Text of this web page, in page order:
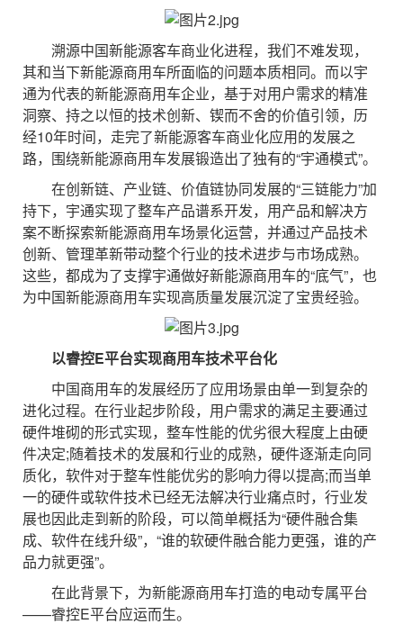
溯源中国新能源客车商业化进程，我们不难发现，
其和当下新能源商用车所面临的问题本质相同。而以宇
通为代表的新能源商用车企业，基于对用户需求的精准
洞察、持之以恒的技术创新、锲而不舍的价值引领，历
经10年时间，走完了新能源客车商业化应用的发展之
路，围绕新能源商用车发展锻造出了独有的“宇通模式”。
在创新链、产业链、价值链协同发展的“三链能力”加
持下，宇通实现了整车产品谱系开发，用产品和解决方
案不断探索新能源商用车场景化运营，并通过产品技术
创新、管理革新带动整个行业的技术进步与市场成熟。
这些，都成为了支撑宇通做好新能源商用车的“底气”，也
为中国新能源商用车实现高质量发展沉淀了宝贵经验。
以睿控E平台实现商用车技术平台化
中国商用车的发展经历了应用场景由单一到复杂的
进化过程。在行业起步阶段，用户需求的满足主要通过
硬件堆砌的形式实现，整车性能的优劣很大程度上由硬
件决定;随着技术的发展和行业的成熟，硬件逐渐走向同
质化，软件对于整车性能优劣的影响力得以提高;而当单
一的硬件或软件技术已经无法解决行业痛点时，行业发
展也因此走到新的阶段，可以简单概括为“硬件融合集
成、软件在线升级”，“谁的软硬件融合能力更强，谁的产
品力就更强”。
在此背景下，为新能源商用车打造的电动专属平台
——睿控E平台应运而生。